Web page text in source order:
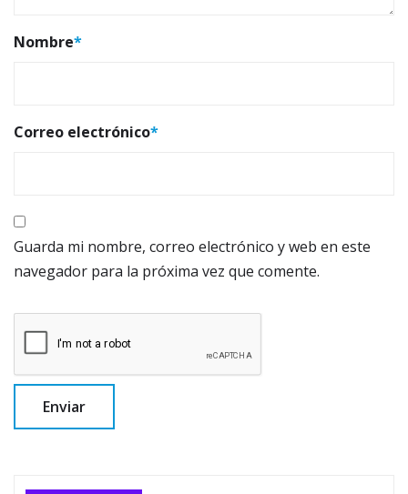
Nombre*
Correo electrónico*
Guarda mi nombre, correo electrónico y web en este
navegador para la próxima vez que comente.